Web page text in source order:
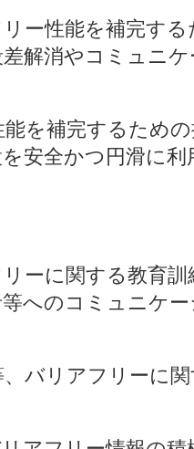
ー性能を補完する
解消やコミュニ
を補完するため
安全かつ円滑に
ーに関する教育訓
へのコミュニケ
バリアフリーに